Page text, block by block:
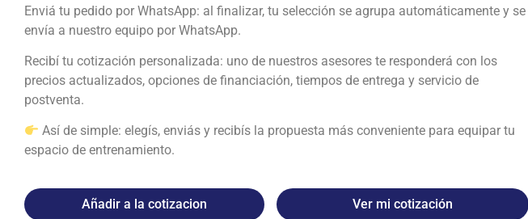
Enviá tu pedido por WhatsApp: al finalizar, tu selección se agrupa automáticamente y se
envía a nuestro equipo por WhatsApp.
Recibí tu cotización personalizada: uno de nuestros asesores te responderá con los
precios actualizados, opciones de financiación, tiempos de entrega y servicio de
postventa.
Así de simple: elegís, enviás y recibís la propuesta más conveniente para equipar tu
espacio de entrenamiento.
Añadir a la cotizacion Ver mi cotización